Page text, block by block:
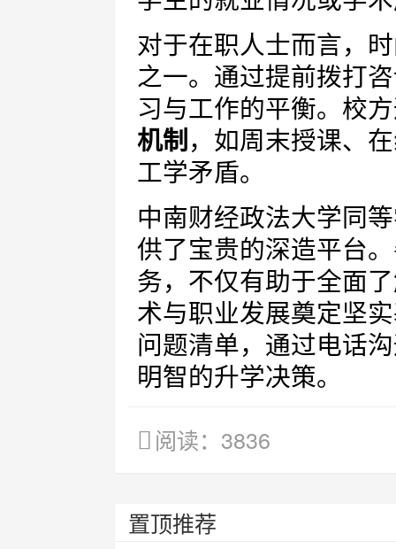
对于在职人士而言，
之一。通过提前拨打
习与工作的平衡。校
机制 ，如周末授课、
工学矛盾。
中南财经政法大学同
供了宝贵的深造平台
务，不仅有助于全面
术与职业发展奠定坚
问题清单，通过电话
明智的升学决策。
阅读：3836
置顶推荐